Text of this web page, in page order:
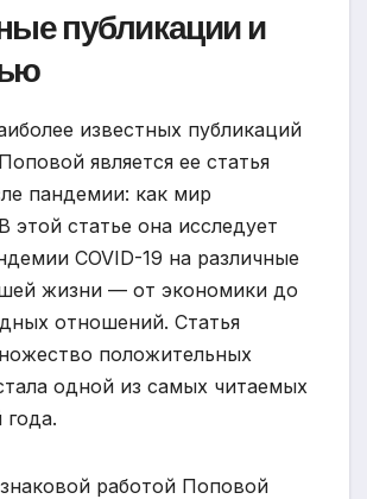
публикации и
известных публикаций
является ее статья
пандемии: как мир
этой статье она исследует
COVID-19 на различные
жизни — от экономики до
отношений. Статья
положительных
одной из самых читаемых
года.
работой Поповой